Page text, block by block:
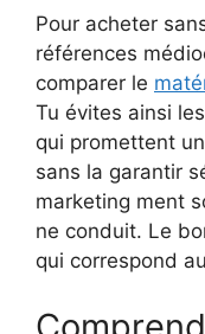
Pour acheter
références
comparer le
Tu évites ainsi
qui promettent
sans la garantir
marketing ment
ne conduit. Le
qui correspond